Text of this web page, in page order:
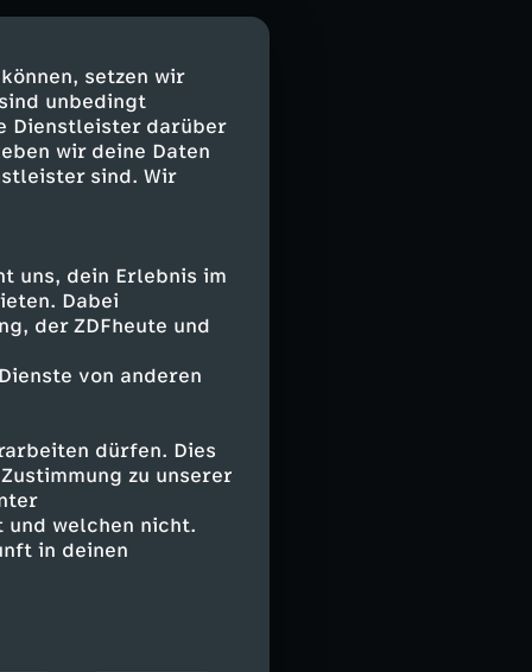
setzen wir
unbedingt
Dienstleister darüber
wir deine Daten
sind. Wir
uns, dein Erlebnis im
Dabei
der ZDFheute und
von anderen
dürfen. Dies
zu unserer
und welchen nicht.
in deinen
schwerer
sind
helfen.
nicht für jede
"Es ist mein
zweiten
der ihre
linke Brust
Doch die
sondern ein
Die